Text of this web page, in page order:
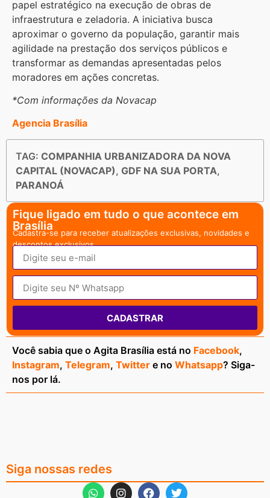
papel estratégico na execução de obras de
infraestrutura e zeladoria. A iniciativa busca
aproximar o governo da população, garantir mais
agilidade na prestação dos serviços públicos e
transformar as demandas apresentadas pelos
moradores em ações concretas.
*Com informações da Novacap
Agencia Brasília
TAG: COMPANHIA URBANIZADORA DA NOVA
CAPITAL (NOVACAP), GDF NA SUA PORTA,
PARANOÁ
Fique ligado em tudo o que acontece em
Brasília
Cadastra-se para receber atualizações exclusivas, novidades e
descontos exclusivos.
CADASTRAR
Você sabia que o Agita Brasília está no Facebook,
Instagram, Telegram, Twitter e no Whatsapp? Siga-
nos por lá.
Siga nossas redes